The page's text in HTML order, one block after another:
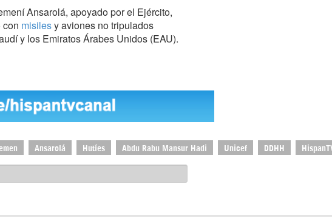
Ansarolá, apoyado por el Ejército,
con misilesy aviones no tripulados
y los Emiratos Árabes Unidos (EAU).
Ansarolá Hutíes Abdu Rabu Mansur Hadi Unicef DDHH